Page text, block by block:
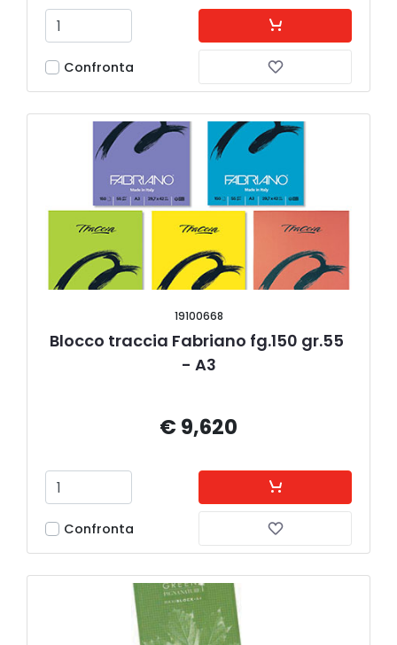
Confronta
19100668
Blocco traccia Fabriano fg.150 gr.55
- A3
€ 9,620
Confronta